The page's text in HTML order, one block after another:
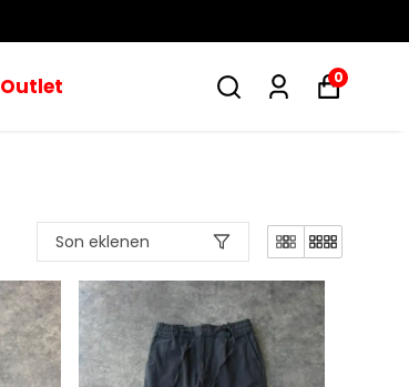
Outlet 0
Son eklenen